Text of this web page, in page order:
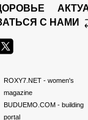
С НАМИ
ROXY7.NET- women's
magazine
BUDUEMO.COM- building
portal